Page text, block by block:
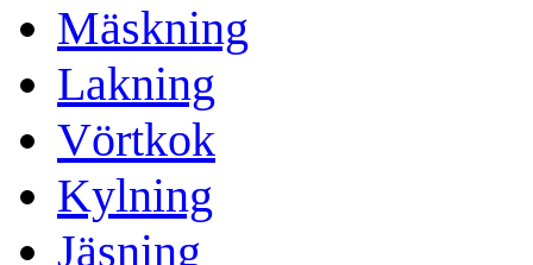
Mäskning
Lakning
Vörtkok
Kylning
Jäsning